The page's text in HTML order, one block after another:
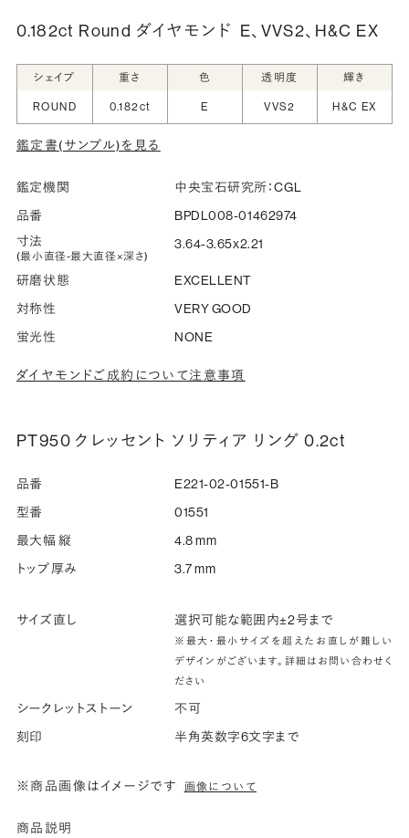
シークレットストーン：指輪の内側に留める宝石のこ
と
指輪の内側に、誕生石やピンクダイヤモンドなど、お好みの
宝石を選んでセッティングすることができます。ショッピング
詳しく見る
0.182ct Round ダイヤモンド E、VVS2、H&C EX
シェイプ 重さ 色 透明度 輝き
ROUND 0.182ct E VVS2 H&C EX
鑑定書(サンプル)を見る
鑑定機関
中央宝石研究所：CGL
品番
BPDL008-01462974
寸法
(最小直径-最大直径×深さ)
3.64-3.65x2.21
研磨状態
EXCELLENT
対称性
VERY GOOD
蛍光性
NONE
ダイヤモンドご成約について注意事項
PT950 クレッセント ソリティア リング 0.2ct
品番
E221-02-01551-B
型番
01551
最大幅 縦
4.8 mm
トップ厚み
3.7 mm
サイズ直し 選択可能な範囲内±2号まで
※最大・最小サイズを超えたお直しが難しい
デザインがございます。詳細はお問い合わせく
ださい
シークレットストーン
不可
刻印
半角英数字6文字まで
※商品画像はイメージです 画像について
商品説明